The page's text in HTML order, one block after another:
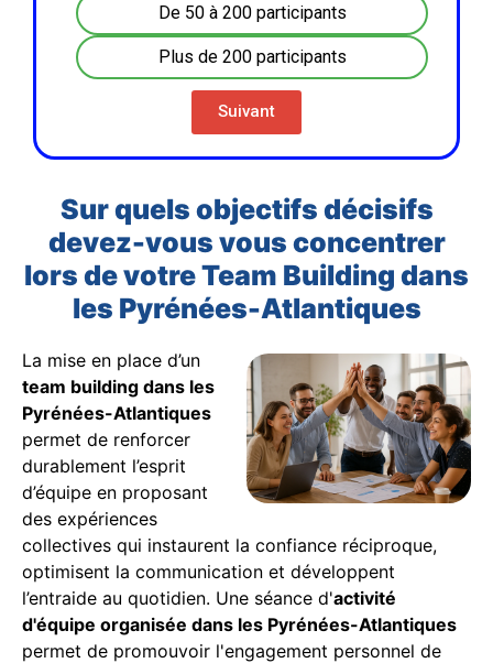
De 50 à 200 participants
Plus de 200 participants
Suivant
Sur quels objectifs décisifs
devez-vous vous concentrer
lors de votre Team Building dans
les Pyrénées-Atlantiques
La mise en place d’un
team building dans les
Pyrénées-Atlantiques
permet de renforcer
durablement l’esprit
d’équipe en proposant
des expériences
collectives qui instaurent la confiance réciproque,
optimisent la communication et développent
l’entraide au quotidien. Une séance d'activité
d'équipe organisée dans les Pyrénées-Atlantiques
permet de promouvoir l'engagement personnel de